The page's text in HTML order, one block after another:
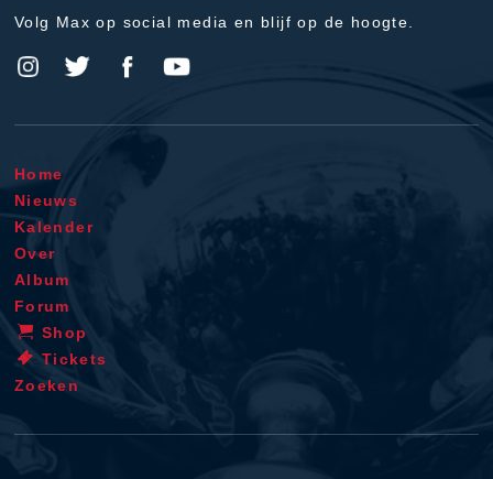
Volg Max op social media en blijf op de hoogte.
Home
Nieuws
Kalender
Over
Album
Forum
Shop
Tickets
Zoeken